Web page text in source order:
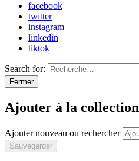
facebook
twitter
instagram
linkedin
tiktok
Search for:
Fermer
Ajouter à la collection
Ajouter nouveau ou rechercher